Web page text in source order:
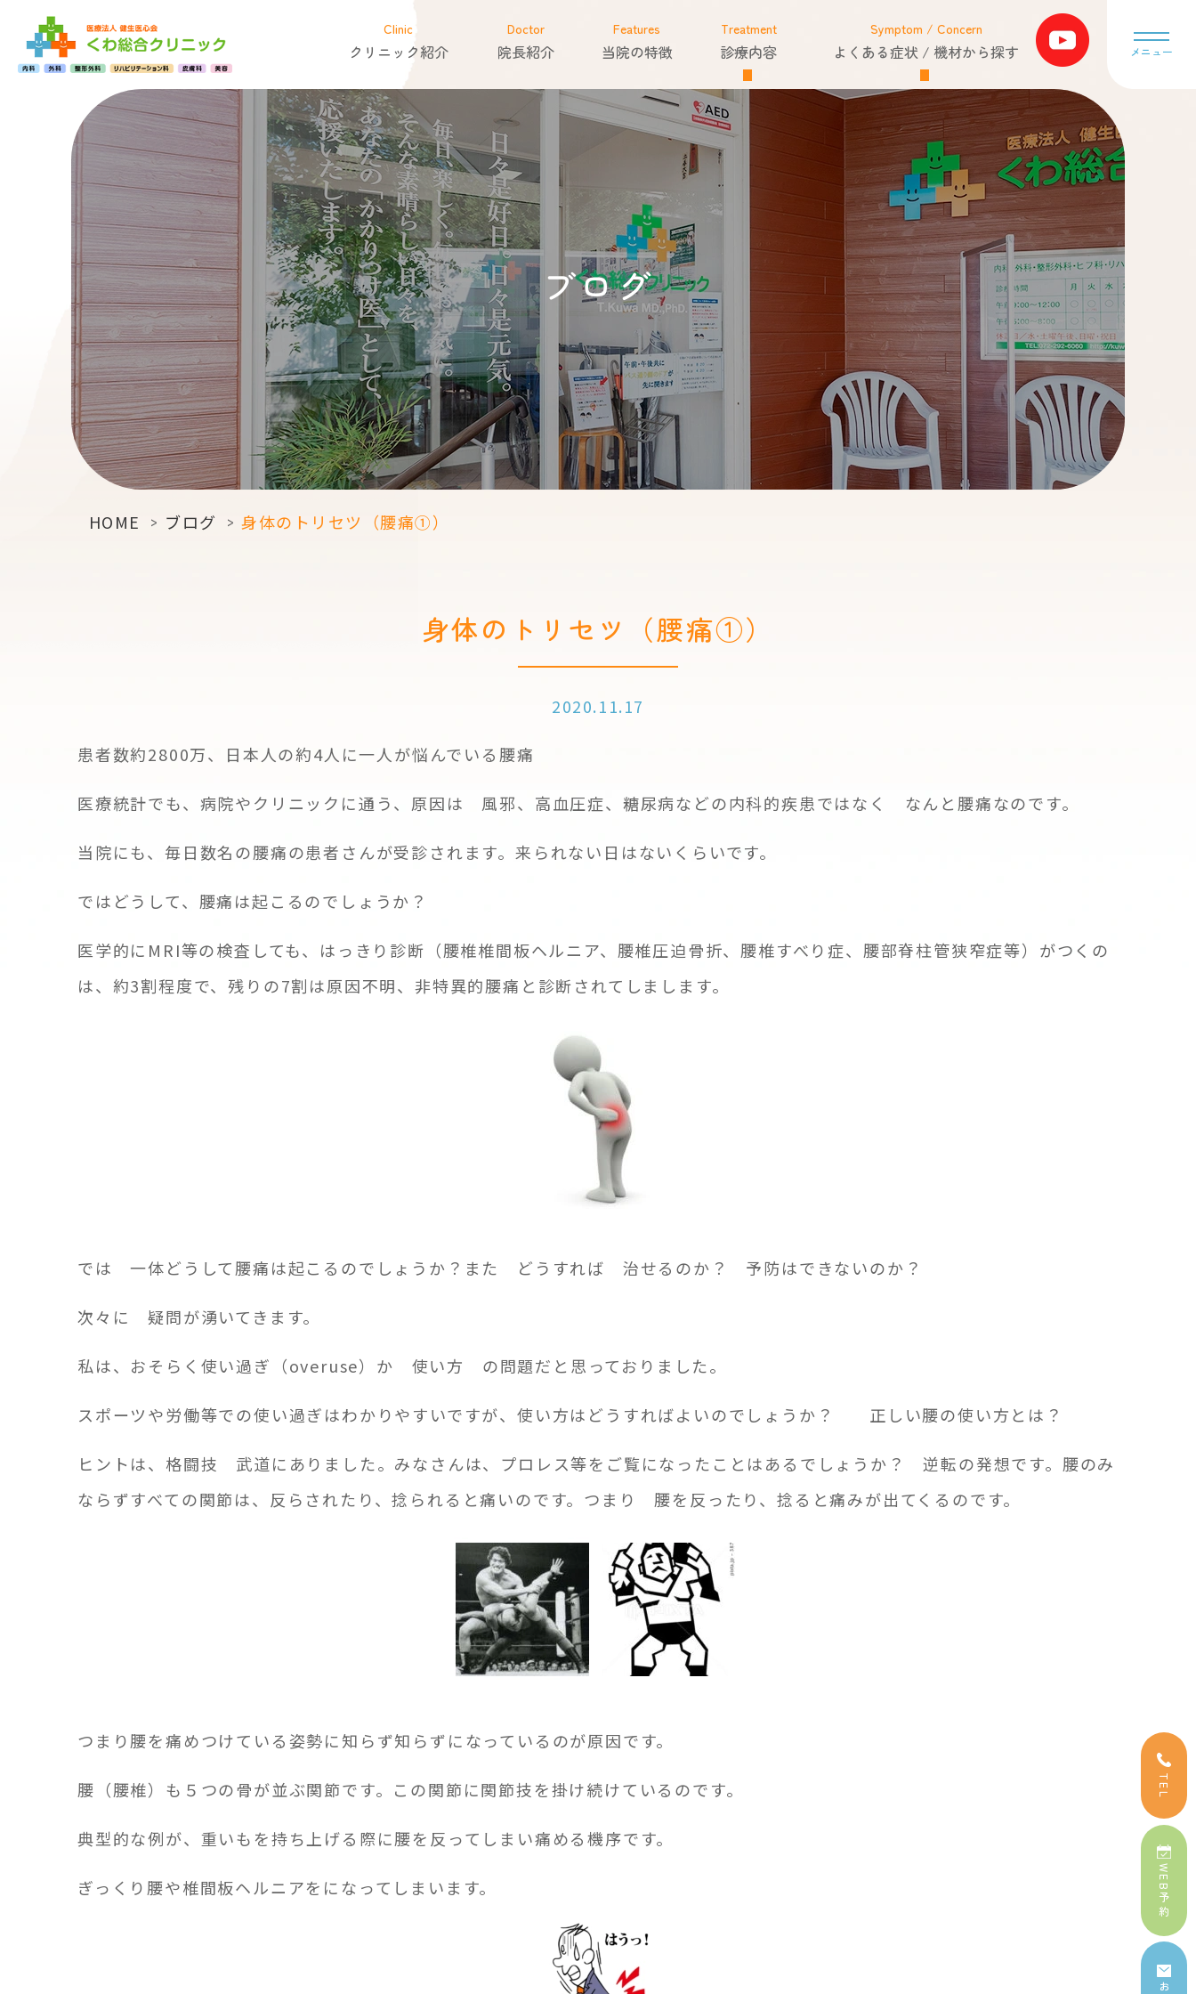
身
の
ト
リ
セ
ツ
（腰
痛
①）
Clinic
クリニック紹介
Doctor
院長紹介
Features
当院の特徴
Treatment
診療内容
Symptom / Concern
よくある症状 / 機材から探す メニュー
ブログ
HOME > ブログ > 身体のトリセツ（腰痛①）
身体のトリセツ（腰痛①）
2020.11.17
患者数約2800万、日本人の約4人に一人が悩んでいる腰痛
医療統計でも、病院やクリニックに通う、原因は 風邪、高血圧症、糖尿病などの内科的疾患ではなく なんと腰痛なのです。
当院にも、毎日数名の腰痛の患者さんが受診されます。来られない日はないくらいです。
ではどうして、腰痛は起こるのでしょうか？
医学的にMRI等の検査しても、はっきり診断（腰椎椎間板ヘルニア、腰椎圧迫骨折、腰椎すべり症、腰部脊柱管狭窄症等）がつくの
は、約3割程度で、残りの7割は原因不明、非特異的腰痛と診断されてしまします。
では 一体どうして腰痛は起こるのでしょうか？また どうすれば 治せるのか？ 予防はできないのか？
次々に 疑問が湧いてきます。
私は、おそらく使い過ぎ（overuse）か 使い方 の問題だと思っておりました。
スポーツや労働等での使い過ぎはわかりやすいですが、使い方はどうすればよいのでしょうか？ 正しい腰の使い方とは？
ヒントは、格闘技 武道にありました。みなさんは、プロレス等をご覧になったことはあるでしょうか？ 逆転の発想です。腰のみ
ならずすべての関節は、反らされたり、捻られると痛いのです。つまり 腰を反ったり、捻ると痛みが出てくるのです。
つまり腰を痛めつけている姿勢に知らず知らずになっているのが原因です。
腰（腰椎）も５つの骨が並ぶ関節です。この関節に関節技を掛け続けているのです。
典型的な例が、重いもを持ち上げる際に腰を反ってしまい痛める機序です。
ぎっくり腰や椎間板ヘルニアをになってしまいます。
TEL
WEB予約